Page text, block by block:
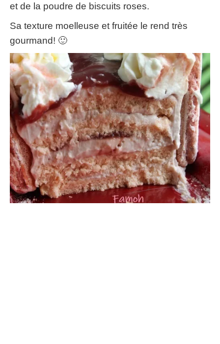
et de la poudre de biscuits roses.
Sa texture moelleuse et fruitée le rend très
gourmand! 🙂